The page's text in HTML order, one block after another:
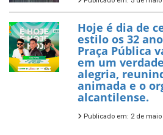
Hoje é dia de
estilo os 32
Praça Pública
em um
alegria,
animada e o
alcantilense.
Publicado em: 2 de maio